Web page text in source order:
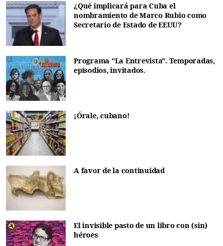
¿Qué implicará para Cuba el
nombramiento de Marco Rubio como
Secretario de Estado de EEUU?
Programa "La Entrevista". Temporadas,
episodios, invitados.
¡Órale, cubano!
A favor de la continuidad
El invisible pasto de un libro con (sin)
héroes